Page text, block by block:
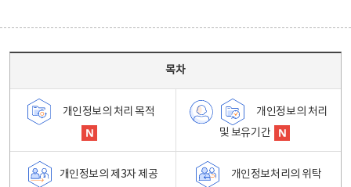
목차
개인정보의 처리 목적
개인정보의 처리
및 보유기간
개인정보의 제3자 제공 개인정보처리의 위탁